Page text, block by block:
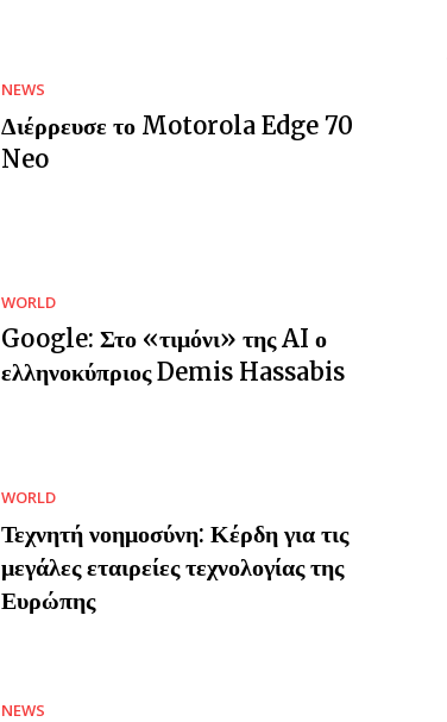
NEWS
Διέρρευσε το Motorola Edge 70
Neo
WORLD
Google: Στο «τιμόνι» της AI ο
ελληνοκύπριος Demis Hassabis
WORLD
Τεχνητή νοημοσύνη: Κέρδη για τις
μεγάλες εταιρείες τεχνολογίας της
Ευρώπης
NEWS